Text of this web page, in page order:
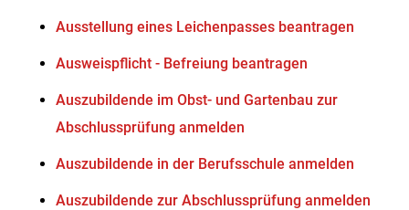
Ausstellung eines Leichenpasses beantragen
Ausweispflicht - Befreiung beantragen
Auszubildende im Obst- und Gartenbau zur
Abschlussprüfung anmelden
Auszubildende in der Berufsschule anmelden
Auszubildende zur Abschlussprüfung anmelden